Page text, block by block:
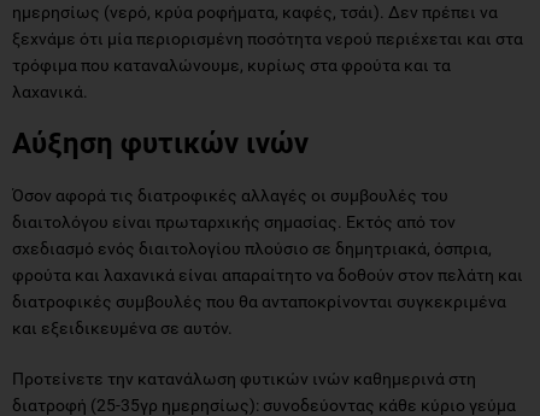
ημερησίως (νερό, κρύα ροφήματα, καφές, τσάι). Δεν πρέπει να
ξεχνάμε ότι μία περιορισμένη ποσότητα νερού περιέχεται και στα
τρόφιμα που καταναλώνουμε, κυρίως στα φρούτα και τα
λαχανικά.
Αύξηση φυτικών ινών
Όσον αφορά τις διατροφικές αλλαγές οι συμβουλές του
διαιτολόγου είναι πρωταρχικής σημασίας. Εκτός από τον
σχεδιασμό ενός διαιτολογίου πλούσιο σε δημητριακά, όσπρια,
φρούτα και λαχανικά είναι απαραίτητο να δοθούν στον πελάτη και
διατροφικές συμβουλές που θα ανταποκρίνονται συγκεκριμένα
και εξειδικευμένα σε αυτόν.
Προτείνετε την κατανάλωση φυτικών ινών καθημερινά στη
διατροφή (25-35γρ ημερησίως): συνοδεύοντας κάθε κύριο γεύμα